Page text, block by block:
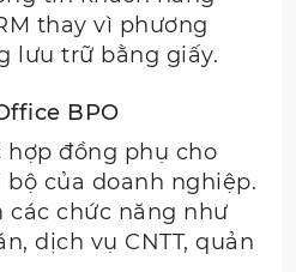
thay vì phương
lưu trữ bằng giấy.
BPO
hợp đồng phụ cho
của doanh nghiệp.
các chức năng như
dịch vụ CNTT, quản